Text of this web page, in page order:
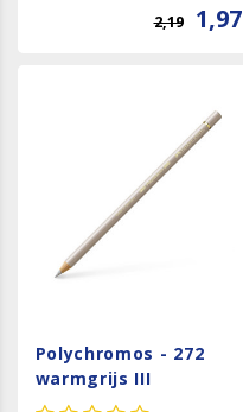
2,19 1,97
Polychromos - 272
warmgrijs III